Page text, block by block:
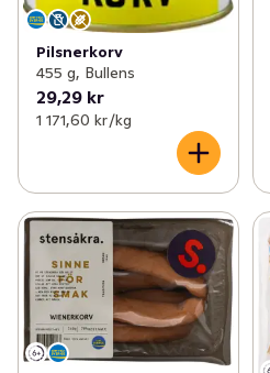
Pilsnerkorv
455 g, Bullens
29,29 kr
1 171,60 kr /kg